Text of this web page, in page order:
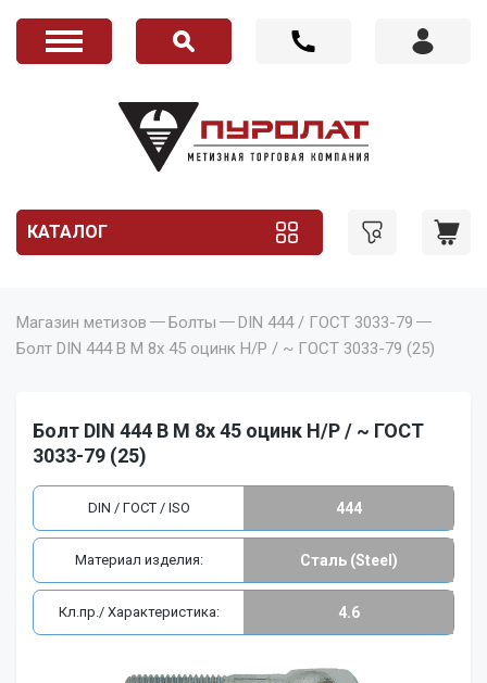
КАТАЛОГ
Магазин метизов Болты
DIN 444 / ГОСТ 3033-79
Болт DIN 444 B M 8x 45 оцинк Н/Р / ~ ГОСТ 3033-79 (25)
Болт DIN 444 B M 8x 45 оцинк Н/Р / ~ ГОСТ
3033-79 (25)
DIN / ГОСТ / ISO 444
Материал изделия: Сталь (Steel)
Кл.пр./ Характеристика: 4.6